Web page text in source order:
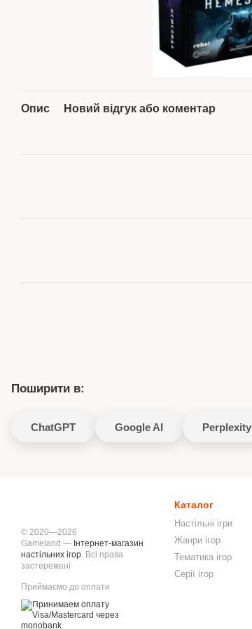
Опис Новий відгук або коментар
Поширити в:
ChatGPT Google AI Perplexity
© 2020—2026
Gameland — Інтернет-магазин
настільних ігор. Всі права
застережені
Приймаємо до оплати
Каталог
Настільні ігри
Жанри ігор
Тематика ігор
Серії ігор